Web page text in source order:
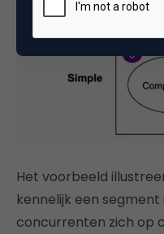
Het voorbeeld
kennelijk een segment
concurrenten zich op